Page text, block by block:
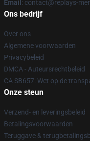
Email : contact@replays-
Ons bedrijf
Over ons
Algemene voorwaarden
Privacybeleid
DMCA - Auteursrechtbeleid
CA SB657: Wet op de
Onze steun
Verzend- en leveringsbeleid
Betalingsvoorwaarden
Teruggave &